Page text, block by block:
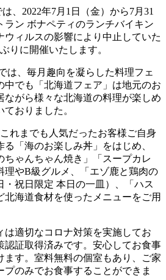
、2022年7月1日（金）から7月31
ラン ボナペティのランチバイキン
ウィルスの影響により中止していた
りに開催いたします。
は、毎月趣向を凝らした料理フェ
中でも「北海道フェア」は地元のお
ながら様々な北海道の料理が楽しめ
おりました。
れまでも人気だったお客様ご自身
「海のお楽しみ丼」をはじめ、
ちゃんちゃん焼き」「スープカレ
理やB級グルメ、「エゾ鹿と鶏肉の
・祝日限定 本日の一皿）、「ハス
北海道食材を使ったメニューをご用
適切なコロナ対策を実施してお
認証取得済みです。安心してお食事
ます。室料無料の個室もあり、ご家
のみでお食事することができま